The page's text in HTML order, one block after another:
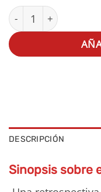
Isabel Azkarate
DESCRIPCIÓN
Sinopsis sobre